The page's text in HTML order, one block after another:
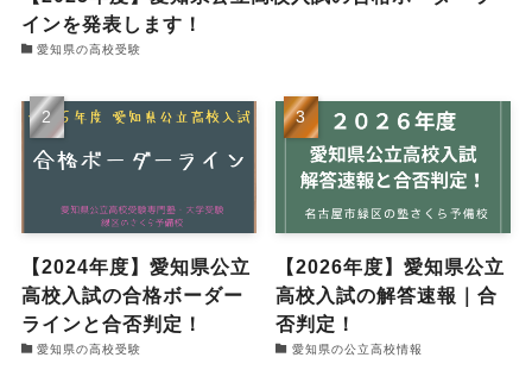
インを発表します！
愛知県の高校受験
【2024年度】愛知県公立
高校入試の合格ボーダー
ラインと合否判定！
愛知県の高校受験
【2026年度】愛知県公立
高校入試の解答速報｜合
否判定！
愛知県の公立高校情報